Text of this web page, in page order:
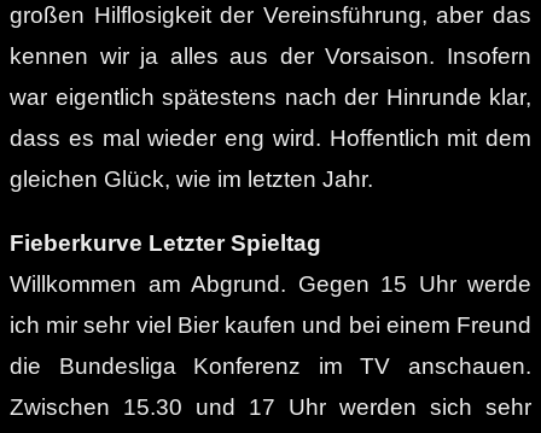
großen Hilflosigkeit der Vereinsführung, aber das
kennen wir ja alles aus der Vorsaison. Insofern
war eigentlich spätestens nach der Hinrunde klar,
dass es mal wieder eng wird. Hoffentlich mit dem
gleichen Glück, wie im letzten Jahr.
Fieberkurve Letzter Spieltag
Willkommen am Abgrund. Gegen 15 Uhr werde
ich mir sehr viel Bier kaufen und bei einem Freund
die Bundesliga Konferenz im TV anschauen.
Zwischen 15.30 und 17 Uhr werden sich sehr